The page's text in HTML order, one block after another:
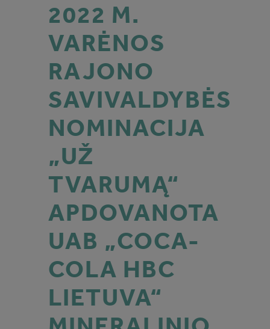
2022 M.
VARĖNOS
RAJONO
SAVIVALDYBĖS
NOMINACIJA
„UŽ
TVARUMĄ“
APDOVANOTA
UAB „COCA-
COLA HBC
LIETUVA“